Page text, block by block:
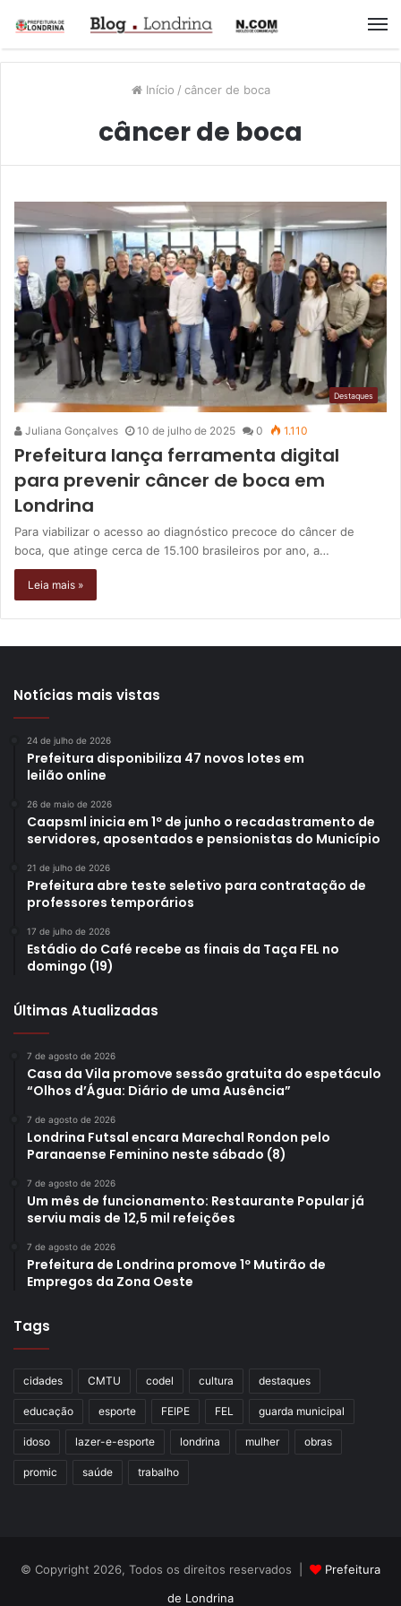
Início / câncer de boca
câncer de boca
Destaques
Juliana Gonçalves 10 de julho de 2025 0 1.110
Prefeitura lança ferramenta digital
para prevenir câncer de boca em
Londrina
Para viabilizar o acesso ao diagnóstico precoce do câncer de
boca, que atinge cerca de 15.100 brasileiros por ano, a…
Leia mais »
Notícias mais vistas
24 de julho de 2026
Prefeitura disponibiliza 47 novos lotes em
leilão online
26 de maio de 2026
Caapsml inicia em 1º de junho o recadastramento de
servidores, aposentados e pensionistas do Município
21 de julho de 2026
Prefeitura abre teste seletivo para contratação de
professores temporários
17 de julho de 2026
Estádio do Café recebe as finais da Taça FEL no
domingo (19)
Últimas Atualizadas
7 de agosto de 2026
Casa da Vila promove sessão gratuita do espetáculo
“Olhos d’Água: Diário de uma Ausência”
7 de agosto de 2026
Londrina Futsal encara Marechal Rondon pelo
Paranaense Feminino neste sábado (8)
7 de agosto de 2026
Um mês de funcionamento: Restaurante Popular já
serviu mais de 12,5 mil refeições
7 de agosto de 2026
Prefeitura de Londrina promove 1º Mutirão de
Empregos da Zona Oeste
Tags
cidades CMTU codel cultura destaques
educação esporte FEIPE FEL guarda municipal
idoso lazer-e-esporte londrina mulher obras
promic saúde trabalho
© Copyright 2026, Todos os direitos reservados |
Prefeitura
de Londrina